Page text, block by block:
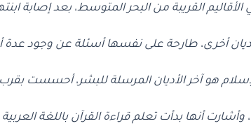
القريبة من البحر المتوسط، بعد إصابة
أخرى، طارحة على نفسها أسئلة عن وجود
هو آخر الأديان المرسلة للبشر، أحسست
أنها بدأت تعلم قراءة القرآن باللغة